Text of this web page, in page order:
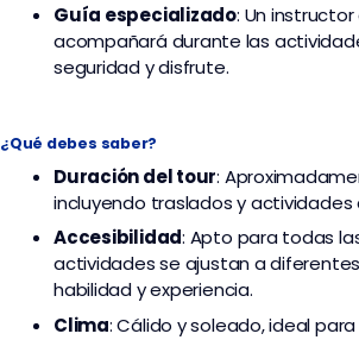
Guía especializado: Un
acompañará durante las
seguridad y disfrute.
¿Qué debes saber?
Duración del tour:
incluyendo traslados y actividades
Accesibilidad: Apto para todas
actividades se ajustan a
habilidad y experiencia.
Clima: Cálido y soleado, ideal